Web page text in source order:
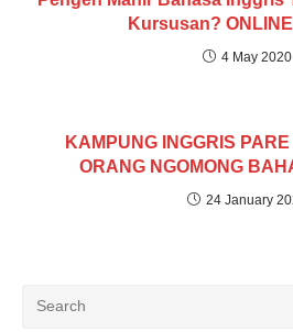
Kursusan?
4 May 2020
KAMPUNG INGGRIS
ORANG NGOMONG
24 January